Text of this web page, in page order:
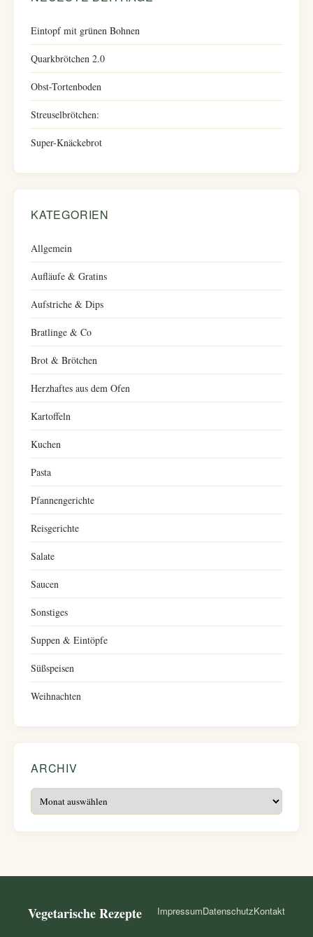
Eintopf mit grünen Bohnen
Quarkbrötchen 2.0
Obst-Tortenboden
Streuselbrötchen:
Super-Knäckebrot
KATEGORIEN
Allgemein
Aufläufe & Gratins
Aufstriche & Dips
Bratlinge & Co
Brot & Brötchen
Herzhaftes aus dem Ofen
Kartoffeln
Kuchen
Pasta
Pfannengerichte
Reisgerichte
Salate
Saucen
Sonstiges
Suppen & Eintöpfe
Süßspeisen
Weihnachten
ARCHIV
Archiv
Vegetarische Rezepte ImpressumDatenschutzKontakt